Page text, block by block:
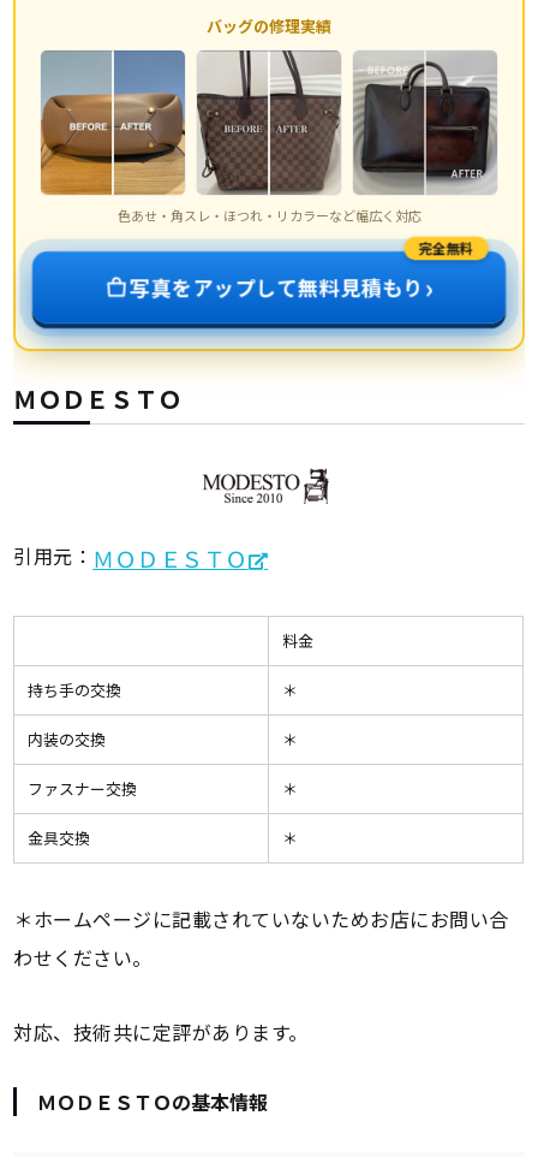
バッグの修理実績
色あせ・角スレ・ほつれ・リカラーなど幅広く対応
完全無料
写真をアップして無料見積もり ›
ＭＯＤＥＳＴＯ
引用元： ＭＯＤＥＳＴＯ
料金
持ち手の交換 ＊
内装の交換 ＊
ファスナー交換 ＊
金具交換 ＊
＊ホームページに記載されていないためお店にお問い合
わせください。
対応、技術共に定評があります。
ＭＯＤＥＳＴＯの基本情報